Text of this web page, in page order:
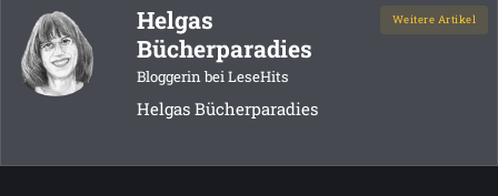
Helgas
Bücherparadies
Bloggerin bei LeseHits
Weitere Artikel
Helgas Bücherparadies